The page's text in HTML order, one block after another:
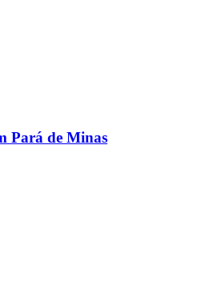
Pará de Minas